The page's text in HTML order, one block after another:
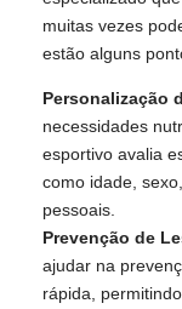
muitas vezes
estão alguns
Personalização
necessidades
esportivo avalia
como idade,
pessoais.
Prevenção de
ajudar na
rápida,